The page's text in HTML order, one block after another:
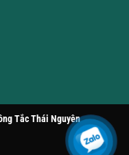
Tắc Thái Nguyên